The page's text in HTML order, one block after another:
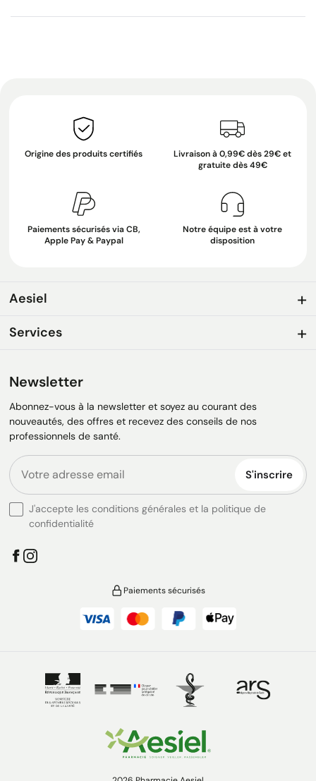
Origine des produits certifiés
Livraison à 0,99€ dès 29€ et
gratuite dès 49€
Paiements sécurisés via CB,
Apple Pay & Paypal
Notre équipe est à votre
disposition
Aesiel
Services
Newsletter
Abonnez-vous à la newsletter et soyez au courant des
nouveautés, des offres et recevez des conseils de nos
professionnels de santé.
S'inscrire
J'accepte les conditions générales et la politique de
confidentialité
Paiements sécurisés